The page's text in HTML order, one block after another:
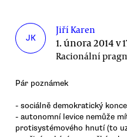
JK
Jiří Karen
1. února 2014 v
Racionální
Pár poznámek
- sociálně demokratický
- autonomní levice nemůže
protisystémového hnutí (to